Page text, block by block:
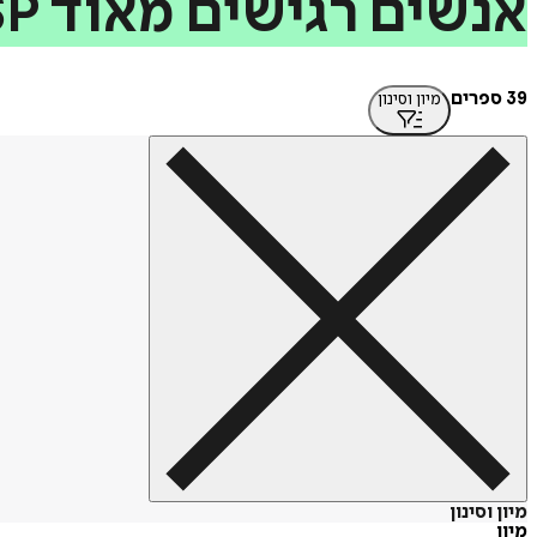
אנשים רגישים מאוד
39 ספרים מיון וסינון
מיון וסינון
מיון